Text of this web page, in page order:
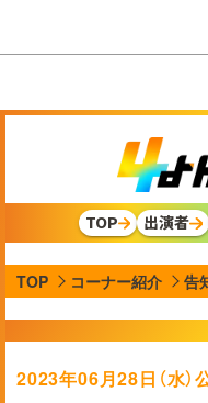
ドラマ
スポーツ
動画イズム
天気・防災
映画
グッズ
TOP 出演者
TOP コーナー紹介 告
2023年06月28日（水）